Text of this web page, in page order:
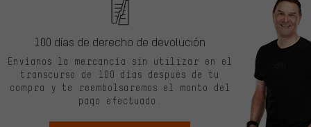
100 días de derecho de devolución
Envíanos la mercancía sin utilizar en el
transcurso de 100 días después de tu
compra y te reembolsaremos el monto del
pago efectuado.